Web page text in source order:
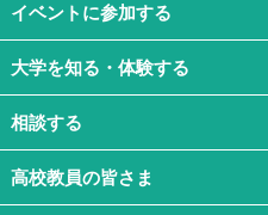
イベントに参加する
大学を知る・体験する
相談する
高校教員の皆さま